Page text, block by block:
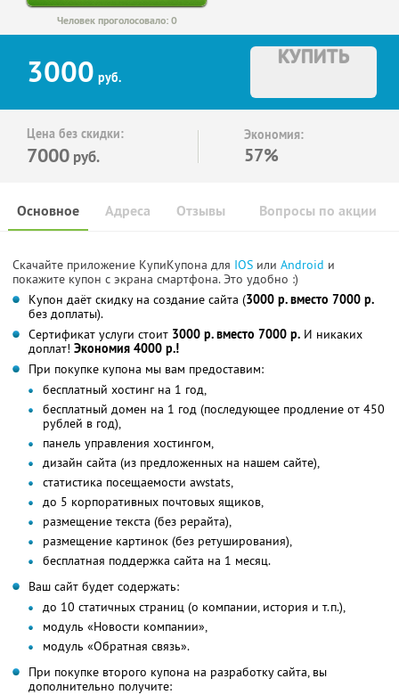
Человек проголосовало: 0
3000 руб.
КУПИТЬ
Цена без скидки:
7000 руб.
Экономия:
57%
Основное Отзывы Вопросы по акции
Адреса
Скачайте приложение КупиКупона для IOS или Android и
покажите купон с экрана смартфона. Это удобно :)
Купон даёт скидку на создание сайта (3000 р. вместо 7000 р.
без доплаты).
Сертификат услуги стоит 3000 р. вместо 7000 р. И никаких
доплат! Экономия 4000 р.!
При покупке купона мы вам предоставим:
бесплатный хостинг на 1 год,
бесплатный домен на 1 год (последующее продление от 450
рублей в год),
панель управления хостингом,
дизайн сайта (из предложенных на нашем сайте),
статистика посещаемости awstats,
до 5 корпоративных почтовых ящиков,
размещение текста (без рерайта),
размещение картинок (без ретуширования),
бесплатная поддержка сайта на 1 месяц.
Ваш сайт будет содержать:
до 10 статичных страниц (о компании, история и т.п.),
модуль «Новости компании»,
модуль «Обратная связь».
При покупке второго купона на разработку сайта, вы
дополнительно получите: